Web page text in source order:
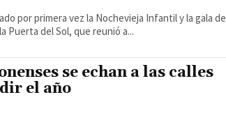
por primera vez la Nochevieja Infantil y la gala de
Puerta del Sol, que reunió a...
se echan a las calles
el año